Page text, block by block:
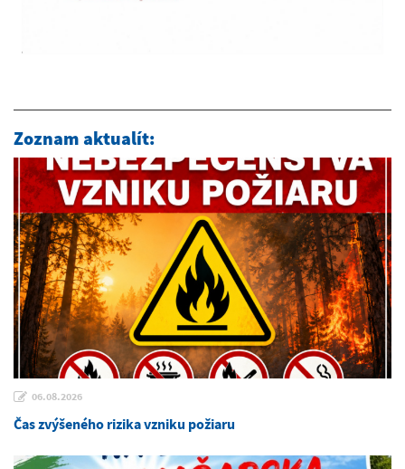
Zoznam aktualít:
06.08.2026
Čas zvýšeného rizika vzniku požiaru